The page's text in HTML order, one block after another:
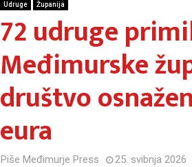
Udruge Županija
72 udruge
Međimurske
društvo
eura
Piše Međimurje Press 25. svibnja 2026